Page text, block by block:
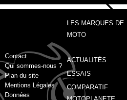
Contact
Qui sommes-nous ?
Plan du site
Mentions Légales
Données
LES MARQUES DE
MOTO
ACTUALITÉS
ESSAIS
COMPARATIF